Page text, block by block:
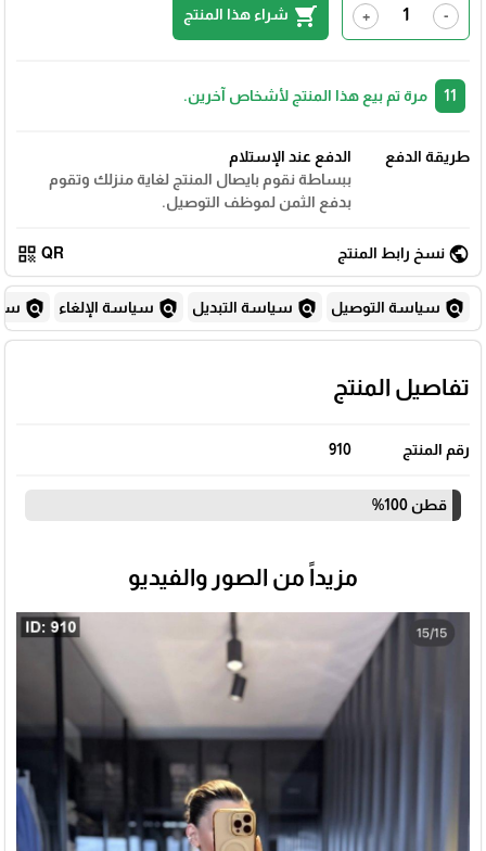
-
+
shopping_cart شراء هذا المنتج
مرة تم بيع هذا المنتج لأشخاص آخرين.
طريقة الدفع
الدفع عند الإستلام
ببساطة نقوم بايصال المنتج لغاية منزلك وتقوم
بدفع الثمن لموظف التوصيل.
public نسخ رابط المنتج QR
qr_code
policy سياسة التوصيل policy سياسة التبديل policy سياسة الإلغاء policy
تفاصيل المنتج
رقم المنتج 910
قطن 100%
مزيداً من الصور والفيديو